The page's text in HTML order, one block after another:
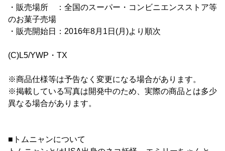
・販売場所 ：全国のスーパー・コンビニエンスストア等
のお菓子売場
・販売開始日：2016年8月1日(月)より順次
(C)L5/YWP・TX
※商品仕様等は予告なく変更になる場合があります。
※掲載している写真は開発中のため、実際の商品とは多少
異なる場合があります。
■トムニャンについて